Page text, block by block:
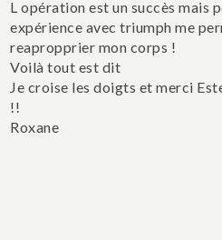
L opération est un succès mais
expérience avec triumph me
reapropprier mon corps !
Voilà tout est dit
Je croise les doigts et merci
!!
Roxane